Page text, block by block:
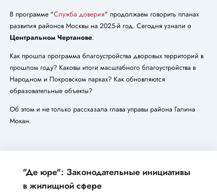
В программе "Служба доверия" продолжаем говорить планах
развития районов Москвы на 2025-й год. Сегодня узнали о
Центральном Чертанове.
Как прошла программа благоустройства дворовых территорий в
прошлом году? Каковы итоги масштабного благоустройства в
Народном и Покровском парках? Как обновляются
образовательные объекты?
Об этом и не только рассказала глава управы района Галина
Мокан.
"Де юре": Законодательные инициативы
в жилищной сфере